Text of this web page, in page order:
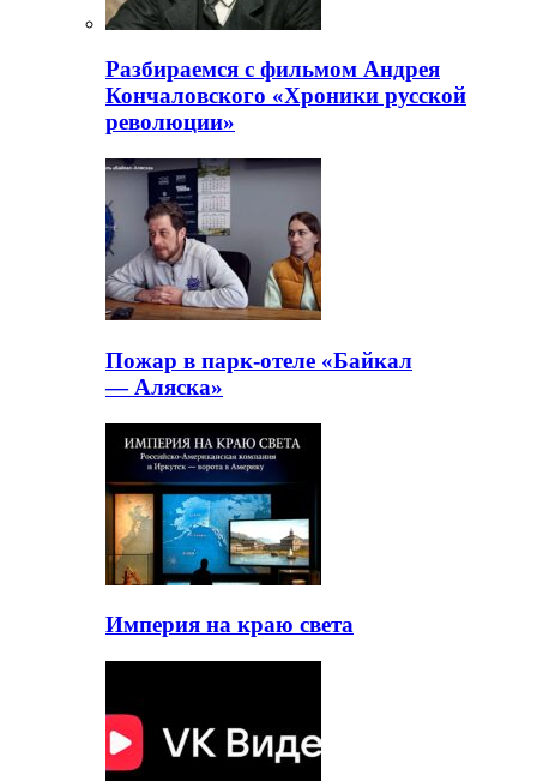
Разбираемся с фильмом Андрея
Кончаловского «Хроники русской
революции»
Пожар в парк-отеле «Байкал
— Аляска»
Империя на краю света